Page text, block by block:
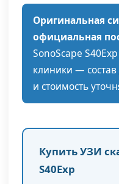
Оригинальная
официальная
SonoScape
клиники —
и стоимость
Купить УЗИ
S40Exp